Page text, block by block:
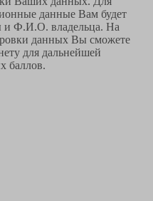
данные Вам будет
и Ф.И.О. владельца. На
данных Вы сможете
для дальнейшей
баллов.